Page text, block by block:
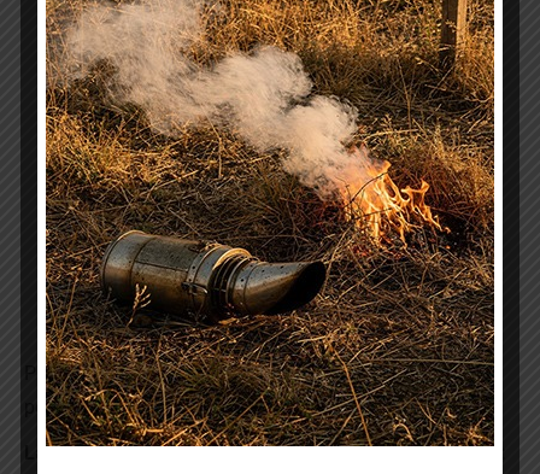
Bulletin d’adhésion 2026 au GDSA-22
Tenue de l’apiculteur
Règlements du rucher-école
Pour la pratique sur les ruches, le programme présenté
pourra être modifié en fonction des conditions météo.
La formation est encadrée par des formateurs, dont